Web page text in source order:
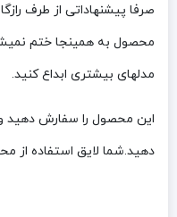
صرفا پیشنهاداتی از طرف
محصول به همینجا ختم
مدلهای بیشتری ابداع کنید.
این محصول را سفارش دهید
دهید.شما لایق استفاده از